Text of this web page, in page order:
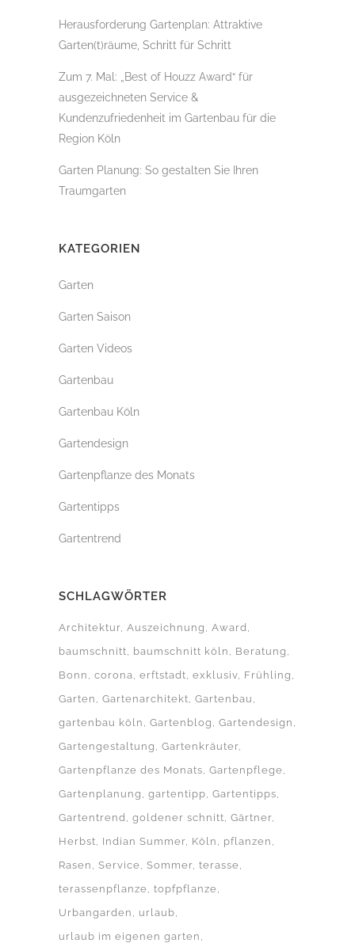
Herausforderung Gartenplan: Attraktive
Garten(t)räume, Schritt für Schritt
Zum 7. Mal: „Best of Houzz Award“ für
ausgezeichneten Service &
Kundenzufriedenheit im Gartenbau für die
Region Köln
Garten Planung: So gestalten Sie Ihren
Traumgarten
KATEGORIEN
Garten
Garten Saison
Garten Videos
Gartenbau
Gartenbau Köln
Gartendesign
Gartenpflanze des Monats
Gartentipps
Gartentrend
SCHLAGWÖRTER
Architektur Auszeichnung
Award
baumschnitt
baumschnitt köln
Beratung
Bonn
corona erftstadt exklusiv Frühling
Garten
Gartenarchitekt Gartenbau
gartenbau köln
Gartenblog
Gartendesign
Gartengestaltung
Gartenkräuter
Gartenpflanze des Monats Gartenpflege
Gartenplanung
gartentipp Gartentipps
Gartentrend goldener schnitt Gärtner
Herbst
Indian Summer Köln
pflanzen
Rasen
Service Sommer terasse
terassenpflanze topfpflanze
Urbangarden
urlaub
urlaub im eigenen garten